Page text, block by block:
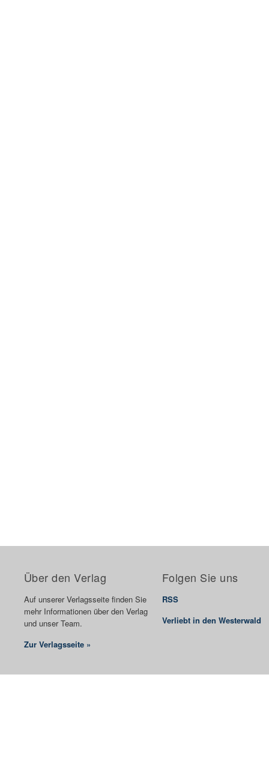
Über den Verlag
Auf unserer Verlagsseite finden Sie
mehr Informationen über den Verlag
und unser Team.
Zur Verlagsseite »
Folgen Sie uns
RSS
Verliebt in den Westerwald